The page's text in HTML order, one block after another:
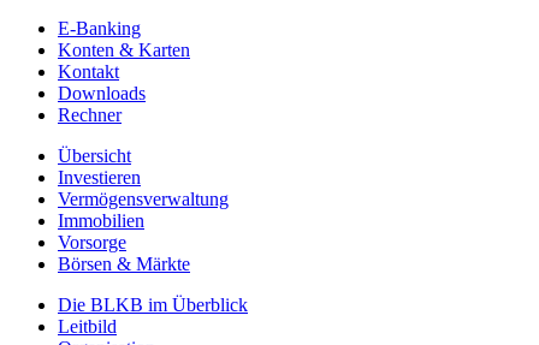
E-Banking
Konten & Karten
Kontakt
Downloads
Rechner
Übersicht
Investieren
Vermögensverwaltung
Immobilien
Vorsorge
Börsen & Märkte
Die BLKB im Überblick
Leitbild